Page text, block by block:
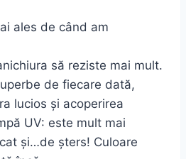
ales de când am
să reziste mai mult.
de fiecare dată,
lucios și acoperirea
UV: este mult mai
și…de șters! Culoare